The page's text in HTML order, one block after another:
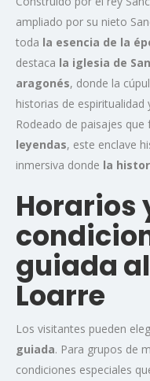
ampliado por su nieto
toda la esencia de la
destaca la iglesia de
aragonés, donde la
historias de espiritualidad
Rodeado de paisajes que
leyendas, este enclave
inmersiva donde la
Horarios
guiada
Loarre
Los visitantes pueden
guiada. Para grupos de
condiciones especiales